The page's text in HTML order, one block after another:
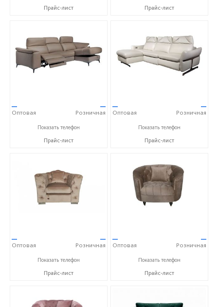
Прайс-лист
Прайс-лист
—
Оптовая
—
Розничная
+7 (800) 777-06-30
Показать телефон
Прайс-лист
—
Оптовая
—
Розничная
+7 (800) 777-06-30
Показать телефон
Прайс-лист
—
Оптовая
—
Розничная
+7 (800) 777-06-30
Показать телефон
Прайс-лист
—
Оптовая
—
Розничная
+7 (800) 777-06-30
Показать телефон
Прайс-лист